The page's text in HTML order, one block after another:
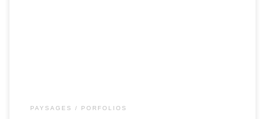
PAYSAGES PORFOLIOS